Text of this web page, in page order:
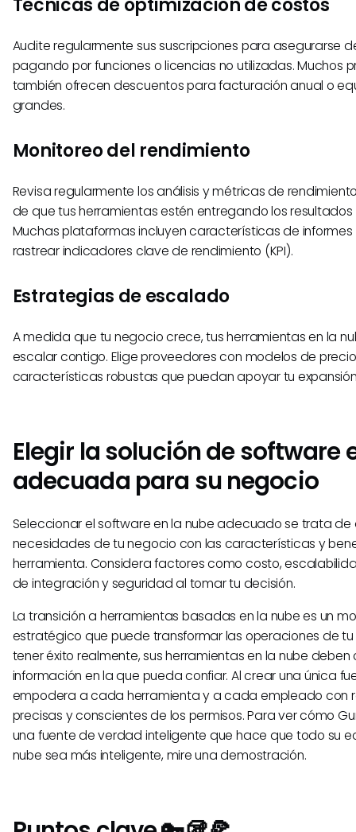
Técnicas de optimización de costos
Audite regularmente sus suscripciones para asegurarse
pagando por funciones o licencias no utilizadas. Muchos
también ofrecen descuentos para facturación anual o
grandes.
Monitoreo del rendimiento
Revisa regularmente los análisis y métricas de
de que tus herramientas estén entregando los
Muchas plataformas incluyen características de
rastrear indicadores clave de rendimiento (KPI).
Estrategias de escalado
A medida que tu negocio crece, tus herramientas en la
escalar contigo. Elige proveedores con modelos de
características robustas que puedan apoyar tu
Elegir la solución de software
adecuada para su negocio
Seleccionar el software en la nube adecuado se trata de
necesidades de tu negocio con las características y
herramienta. Considera factores como costo,
de integración y seguridad al tomar tu decisión.
La transición a herramientas basadas en la nube es un
estratégico que puede transformar las operaciones de
tener éxito realmente, sus herramientas en la nube deben
información en la que pueda confiar. Al crear una única
empodera a cada herramienta y a cada empleado con
precisas y conscientes de los permisos. Para ver cómo
una fuente de verdad inteligente que hace que todo su
nube sea más inteligente, mire una demostración.